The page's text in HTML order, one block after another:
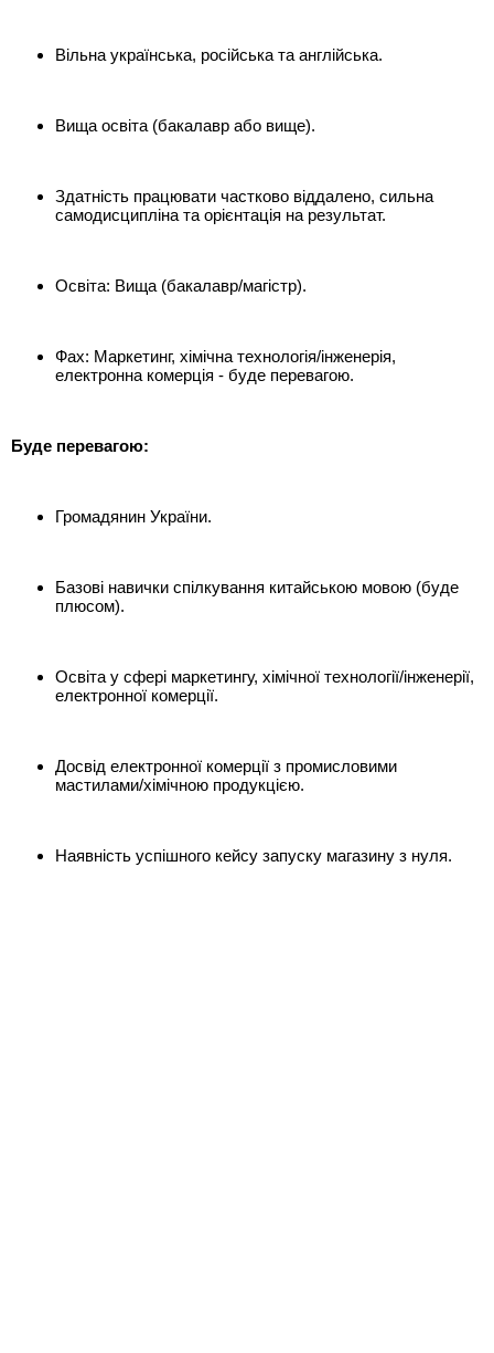
Вільна українська, російська та англійська.
Вища освіта (бакалавр або вище).
Здатність працювати частково віддалено, сильна
самодисципліна та орієнтація на результат.
Освіта: Вища (бакалавр/магістр).
Фах: Маркетинг, хімічна технологія/інженерія,
електронна комерція - буде перевагою.
Буде перевагою:
Громадянин України.
Базові навички спілкування китайською мовою (буде
плюсом).
Освіта у сфері маркетингу, хімічної технології/інженерії,
електронної комерції.
Досвід електронної комерції з промисловими
мастилами/хімічною продукцією.
Наявність успішного кейсу запуску магазину з нуля.